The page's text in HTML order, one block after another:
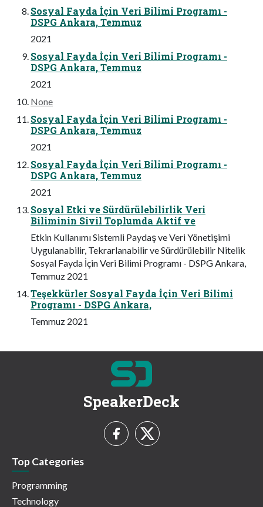
Sosyal Fayda İçin Veri Bilimi Programı -
DSPG Ankara, Temmuz
2021
Sosyal Fayda İçin Veri Bilimi Programı -
DSPG Ankara, Temmuz
2021
None
Sosyal Fayda İçin Veri Bilimi Programı -
DSPG Ankara, Temmuz
2021
Sosyal Fayda İçin Veri Bilimi Programı -
DSPG Ankara, Temmuz
2021
Sosyal Etki ve Sürdürülebilirlik Veri
Biliminin Sivil Toplumda Aktif ve
Etkin Kullanımı Sistemli Paydaş ve Veri Yönetişimi
Uygulanabilir, Tekrarlanabilir ve Sürdürülebilir Nitelik
Sosyal Fayda İçin Veri Bilimi Programı - DSPG Ankara,
Temmuz 2021
Teşekkürler Sosyal Fayda İçin Veri Bilimi
Programı - DSPG Ankara,
Temmuz 2021
SpeakerDeck
Top Categories
Programming
Technology